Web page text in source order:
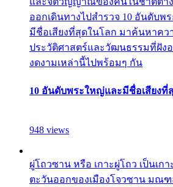
ออกเดินทางไปสำรวจ 10 อันดับ
มีชื่อเสียงที่สุดในโลก มาค้นหาคว
ประวัติศาสตร์และวัฒนธรรมที่ฝัง
งดงามเหล่านี้ไปพร้อมๆ กัน
10 อันดับพระใหญ่และมีชื่อเสียงที่
948 views
ผู่โถวซาน หรือ เกาะผู่โถว เป็นเก
ตะวันออกของเมืองโจวซาน มณฑ